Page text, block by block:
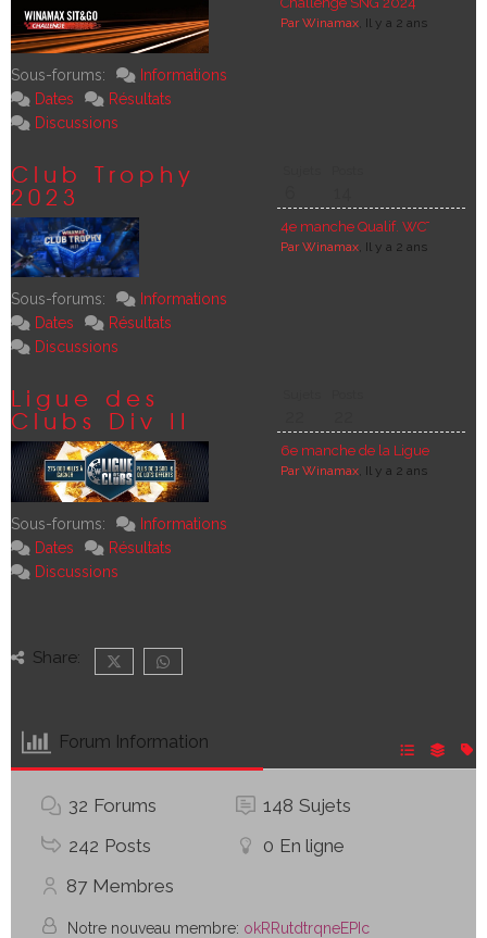
Sous-forums:
Informations
Dates
Résultats
Discussions
Par Winamax, Il y a 2 ans
Club Trophy
2023
Sous-forums:
Informations
Dates
Résultats
Discussions
4e manche Qualif. WCT -
Par Winamax, Il y a 2 ans
Ligue des
Clubs Div II
Sous-forums:
Informations
Dates
Résultats
Discussions
6e manche de la Ligue des
Par Winamax, Il y a 2 ans
Share:
Forum Information
32 Forums 148 Sujets
242 Posts 0 En ligne
87 Membres
Notre nouveau membre: okRRutdtrqneEPIc